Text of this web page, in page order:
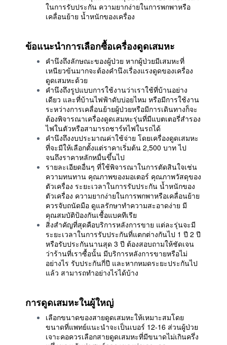
ในการรับประกัน ความยากง่ายในการพกพาหรือ
เคลื่อนย้าย น้ำหนักของเครื่อง
ข้อแนะนำการเลือกซื้อเครื่องดูดเสมหะ
คำนึงถึงลักษณะของผู้ป่วย หากผู้ป่วยมีเสมหะที่
เหนียวข้นมากจะต้องคำนึงเรื่องแรงดูดของเครื่อง
ดูดเสมหะด้วย
คำนึงถึงรูปแบบการใช้งานว่าเราใช้ที่บ้านอย่าง
เดียว และที่บ้านไฟฟ้าดับบ่อยไหม หรือมีการใช้งาน
ระหว่างการเคลื่อนย้ายผู้ป่วยหรือมีการเดินทางก็จะ
ต้องพิจารณาเครื่องดูดเสมหะรุ่นที่มีแบตเตอรี่สำรอง
ไฟในตัวหรือสามารถชาร์ทไฟในรถได้
คำนึงถึงงบประมาณค่าใช้จ่าย โดยเครื่องดูดเสมหะ
ที่จะมีให้เลือกตั้งแต่ราคาเริ่มต้น 2,500 บาท ไป
จนถึงราคาหลักหมื่นขึ้นไป
รายละเอียดอื่นๆ ที่ใช้พิจารณาในการตัดสินใจเช่น
ความทนทาน คุณภาพของมอเตอร์ คุณภาพวัสดุของ
ตัวเครื่อง ระยะเวลาในการรับประกัน น้ำหนักของ
ตัวเครื่อง ความยากง่ายในการพกพาหรือเคลื่อนย้าย
ควรจับถนัดมือ ดูแลรักษาทำความสะอาดง่าย มี
คุณสมบัติป้องกันเชื้อแบคทีเรีย
สิ่งสำคัญที่สุดคือบริการหลังการขาย แต่ละรุ่นจะมี
ระยะเวลาในการรับประกันที่แตกต่างกันไป 1 ปี 2 ปี
หรือรับประกันนานสุด 3 ปี ต้องสอบถามให้ชัดเจน
ว่าร้านที่เราซื้อนั้น มีบริการหลังการขายหรือไม่
อย่างไร รับประกันกี่ปี และหากหมดระยะประกันไป
แล้ว สามารถทำอย่างไรได้บ้าง
การดูดเสมหะในผู้ใหญ่
เลือกขนาดของสายดูดเสมหะให้เหมาะสมโดย
ขนาดที่แพทย์แนะนำจะเป็นเบอร์ 12-16 ส่วนผู้ป่วย
เจาะคอควรเลือกสายดูดเสมหะที่มีขนาดไม่เกินครึ่ง